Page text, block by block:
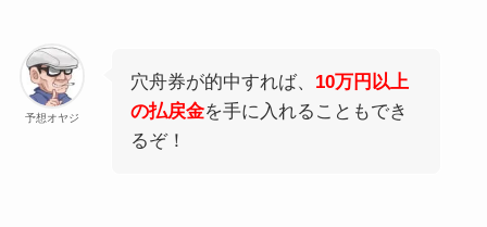
予想オヤジ
穴舟券が的中すれば、 10万円以上
の払戻金を手に入れることもでき
るぞ！